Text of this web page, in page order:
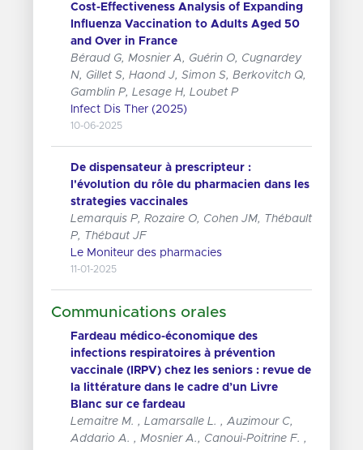
Cost-Effectiveness Analysis of Expanding
Influenza Vaccination to Adults Aged 50
and Over in France
Béraud G, Mosnier A, Guérin O, Cugnardey
N, Gillet S, Haond J, Simon S, Berkovitch Q,
Gamblin P, Lesage H, Loubet P
Infect Dis Ther (2025)
10-06-2025
De dispensateur à prescripteur :
l'évolution du rôle du pharmacien dans les
strategies vaccinales
Lemarquis P, Rozaire O, Cohen JM, Thébault
P, Thébaut JF
Le Moniteur des pharmacies
11-01-2025
Communications orales
Fardeau médico-économique des
infections respiratoires à prévention
vaccinale (IRPV) chez les seniors : revue de
la littérature dans le cadre d’un Livre
Blanc sur ce fardeau
Lemaitre M. , Lamarsalle L. , Auzimour C,
Addario A. , Mosnier A., Canoui-Poitrine F. ,